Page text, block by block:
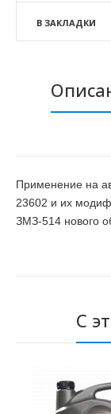
В ЗАКЛАДКИ
Применение на
23602 и их
ЗМЗ-514 нового
С